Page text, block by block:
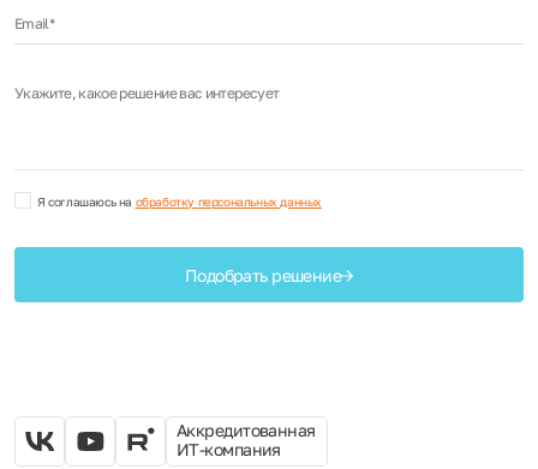
Email*
Укажите, какое решение вас интересует
Я соглашаюсь на обработку персональных данных
Подобрать решение
Аккредитованная
ИТ-компания